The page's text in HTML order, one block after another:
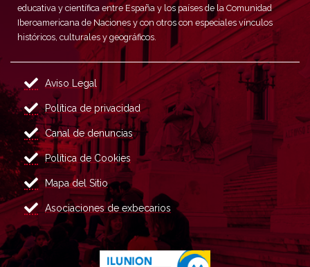
educativa y científica entre España y los países de la Comunidad
Iberoamericana de Naciones y con otros con especiales vínculos
históricos, culturales y geográficos.
Aviso Legal
Política de privacidad
Canal de denuncias
Política de Cookies
Mapa del Sitio
Asociaciones de exbecarios